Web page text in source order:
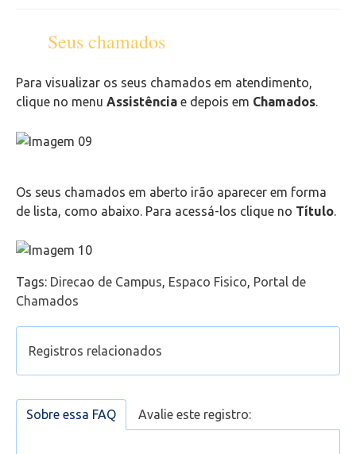
Seus chamados
Para visualizar os seus chamados em atendimento,
clique no menu Assistência e depois em Chamados.
Os seus chamados em aberto irão aparecer em forma
de lista, como abaixo. Para acessá-los clique no Título
Tags: Direcao de Campus, Espaco Fisico, Portal de
Chamados
Registros relacionados
Conteúdo do Portal
Portal do Aluno - Manual Geral
Sobre essa FAQ Avalie este registro: